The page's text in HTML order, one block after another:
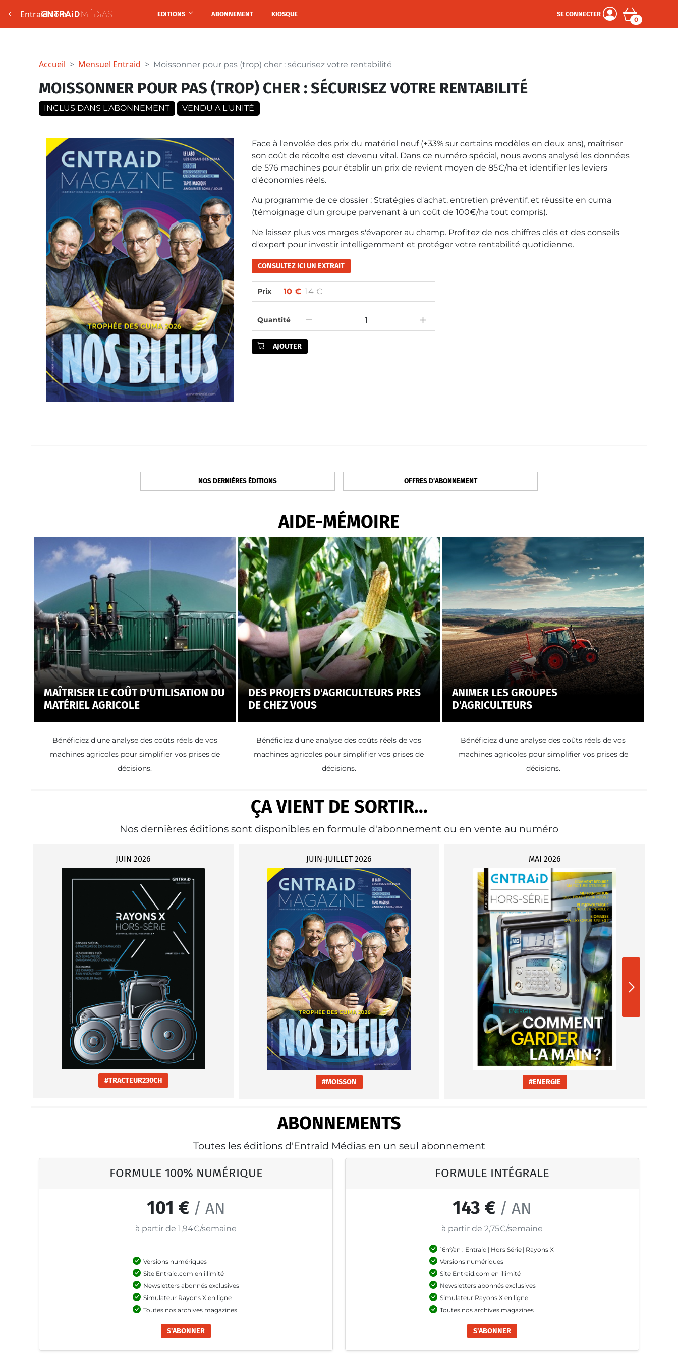
Entraid.com EDITIONS ABONNEMENT KIOSQUE SE CONNECTER
0
Accueil Mensuel Entraid Moissonner pour pas (trop) cher : sécurisez votre rentabilité
MOISSONNER POUR PAS (TROP) CHER : SÉCURISEZ VOTRE RENTABILITÉ
INCLUS DANS L'ABONNEMENT VENDU A L'UNITÉ
Face à l'envolée des prix du matériel neuf (+33% sur certains modèles en deux ans), maîtriser
son coût de récolte est devenu vital. Dans ce numéro spécial, nous avons analysé les données
de 576 machines pour établir un prix de revient moyen de 85€/ha et identifier les leviers
d'économies réels.
Au programme de ce dossier : Stratégies d'achat, entretien préventif, et réussite en cuma
(témoignage d'un groupe parvenant à un coût de 100€/ha tout compris).
Ne laissez plus vos marges s'évaporer au champ. Profitez de nos chiffres clés et des conseils
d'expert pour investir intelligemment et protéger votre rentabilité quotidienne.
CONSULTEZ ICI UN EXTRAIT
Prix 10 € 14 €
Quantité
AJOUTER
NOS DERNIÈRES ÉDITIONS OFFRES D'ABONNEMENT
AIDE-MÉMOIRE
MAÎTRISER LE COÛT D'UTILISATION DU
MATÉRIEL AGRICOLE
Bénéficiez d'une analyse des coûts réels de vos
machines agricoles pour simplifier vos prises de
décisions.
DES PROJETS D'AGRICULTEURS PRES
DE CHEZ VOUS
Bénéficiez d'une analyse des coûts réels de vos
machines agricoles pour simplifier vos prises de
décisions.
ANIMER LES GROUPES
D'AGRICULTEURS
Bénéficiez d'une analyse des coûts réels de vos
machines agricoles pour simplifier vos prises de
décisions.
ÇA VIENT DE SORTIR...
Nos dernières éditions sont disponibles en formule d'abonnement ou en vente au numéro
JUIN 2026
#TRACTEUR230CH
JUIN-JUILLET 2026
#MOISSON
MAI 2026
#ENERGIE
ABONNEMENTS
Toutes les éditions d'Entraid Médias en un seul abonnement
FORMULE 100% NUMÉRIQUE
101 €/ AN
à partir de 1,94€/semaine
Versions numériques
Site Entraid.com en illimité
Newsletters abonnés exclusives
Simulateur Rayons X en ligne
Toutes nos archives magazines
S'ABONNER
FORMULE INTÉGRALE
143 € / AN
à partir de 2,75€/semaine
16n°/an : Entraid | Hors Série | Rayons X
Versions numériques
Site Entraid.com en illimité
Newsletters abonnés exclusives
Simulateur Rayons X en ligne
Toutes nos archives magazines
S'ABONNER